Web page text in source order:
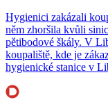
Hygienici zakázali
něm zhoršila kvůli
pětibodové škály. V
koupaliště, kde je
hygienické stanice v